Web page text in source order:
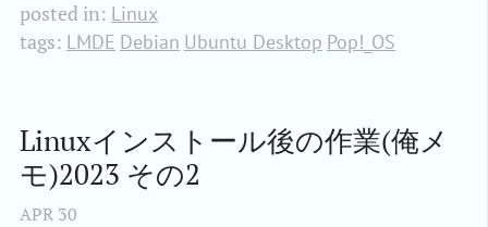
posted in: Linux
tags: LMDE Debian Ubuntu Desktop Pop!_OS
Linuxインストール後の作業(俺メ
モ)2023 その2
APR 30